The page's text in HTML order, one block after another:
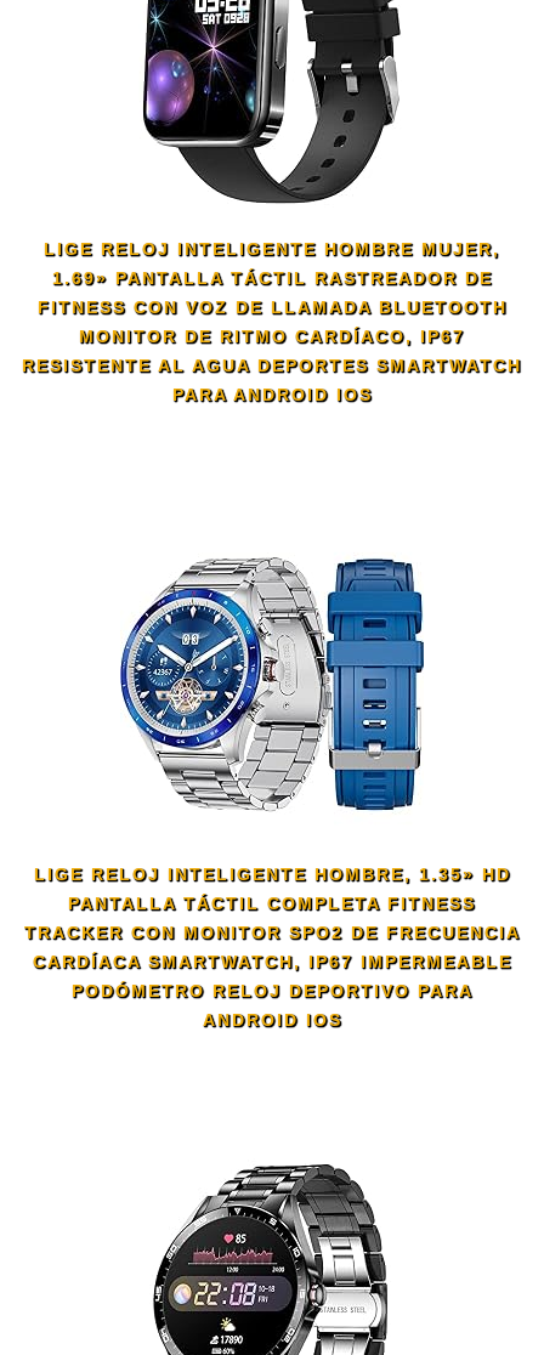
LIGE RELOJ INTELIGENTE HOMBRE MUJER,
1.69» PANTALLA TÁCTIL RASTREADOR DE
FITNESS CON VOZ DE LLAMADA BLUETOOTH
MONITOR DE RITMO CARDÍACO, IP67
RESISTENTE AL AGUA DEPORTES SMARTWATCH
PARA ANDROID IOS
LIGE RELOJ INTELIGENTE HOMBRE, 1.35» HD
PANTALLA TÁCTIL COMPLETA FITNESS
TRACKER CON MONITOR SPO2 DE FRECUENCIA
CARDÍACA SMARTWATCH, IP67 IMPERMEABLE
PODÓMETRO RELOJ DEPORTIVO PARA
ANDROID IOS